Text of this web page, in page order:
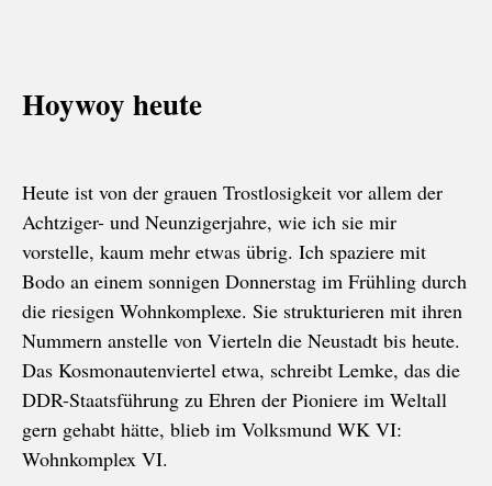
Hoywoy heute
Heute ist von der grauen Trostlosigkeit vor allem der
Achtziger- und Neunzigerjahre, wie ich sie mir
vorstelle, kaum mehr etwas übrig. Ich spaziere mit
Bodo an einem sonnigen Donnerstag im Frühling durch
die riesigen Wohnkomplexe. Sie strukturieren mit ihren
Nummern anstelle von Vierteln die Neustadt bis heute.
Das Kosmonautenviertel etwa, schreibt Lemke, das die
DDR-Staatsführung zu Ehren der Pioniere im Weltall
gern gehabt hätte, blieb im Volksmund WK VI:
Wohnkomplex VI.